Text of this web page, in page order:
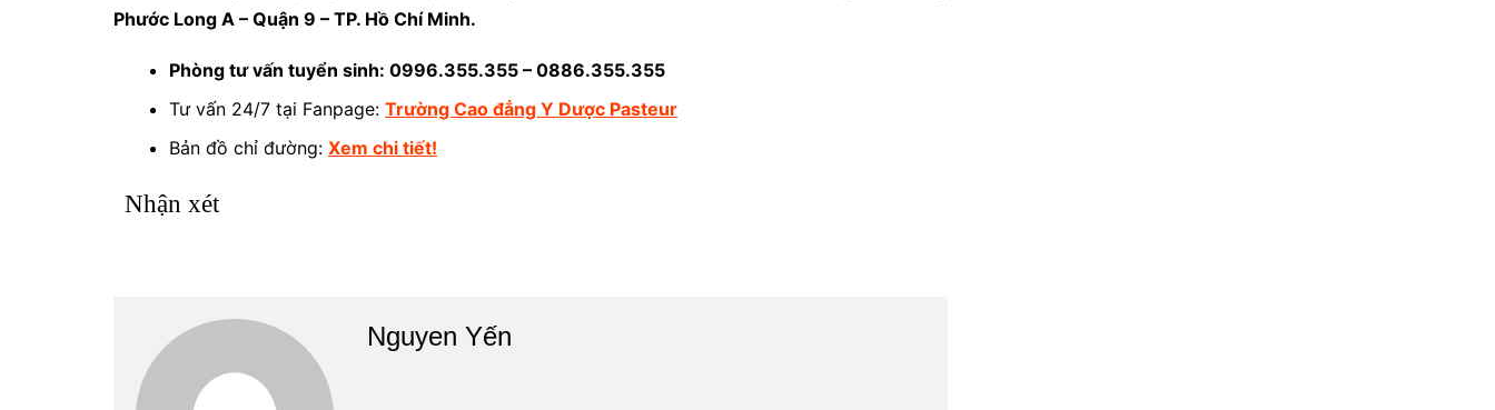
Phước Long A – Quận 9 – TP. Hồ Chí Minh.
Phòng tư vấn tuyển sinh: 0996.355.355 – 0886.355.355
Tư vấn 24/7 tại Fanpage: Trường Cao đẳng Y Dược Pasteur
Bản đồ chỉ đường: Xem chi tiết!
Nhận xét
Nguyen Yến